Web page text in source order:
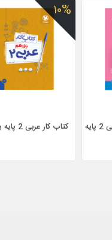
پاور تست زبان انگلیسی 2 پایه
۱۰%
کتاب کار عربی 2 پایه یازدهم